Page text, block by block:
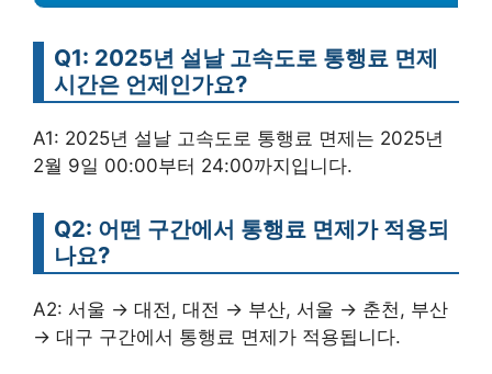
Q1: 2025년 설날 고속도로 통행료 면제
시간은 언제인가요?
A1: 2025년 설날 고속도로 통행료 면제는 2025년
2월 9일 00:00부터 24:00까지입니다.
Q2: 어떤 구간에서 통행료 면제가 적용되
나요?
A2: 서울 → 대전, 대전 → 부산, 서울 → 춘천, 부산
→ 대구 구간에서 통행료 면제가 적용됩니다.